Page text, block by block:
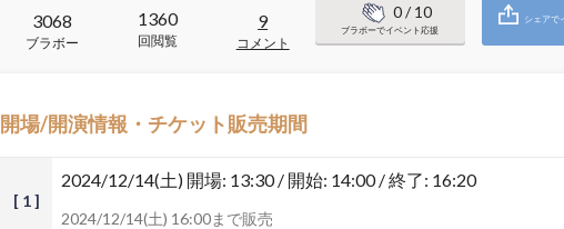
3068
ブラボー
1360
回閲覧
9
コメント
0/ 10
ブラボーでイベント応援
シェアで
開場/開演情報・チケット販売期間
[ 1 ]
2024/12/14(土) 開場: 13:30 / 開始: 14:00 / 終了: 16:20
2024/12/14(土) 16:00まで販売